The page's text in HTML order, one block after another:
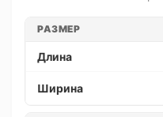
РАЗМЕР
Длина
Ширина